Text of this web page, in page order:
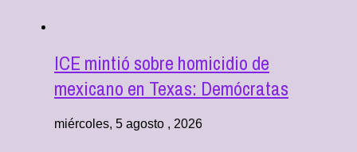
ICE mintió sobre homicidio de
mexicano en Texas: Demócratas
miércoles, 5 agosto , 2026